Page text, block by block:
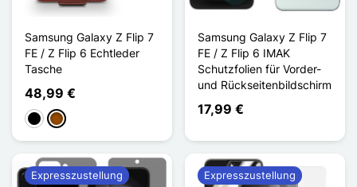
Samsung Galaxy Z Flip 7
FE / Z Flip 6 Echtleder
Tasche
48,99 €
Schwarz
Braun
Samsung Galaxy Z Flip 7
FE / Z Flip 6 IMAK
Schutzfolien für Vorder-
und Rückseitenbildschirm
17,99 €
Expresszustellung Expresszustellung